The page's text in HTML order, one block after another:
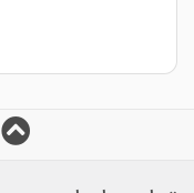
مشاهده قیمت لحظه‌ای
قیمت‌ها، مناسب‌ترین
پروفیل چیست؟